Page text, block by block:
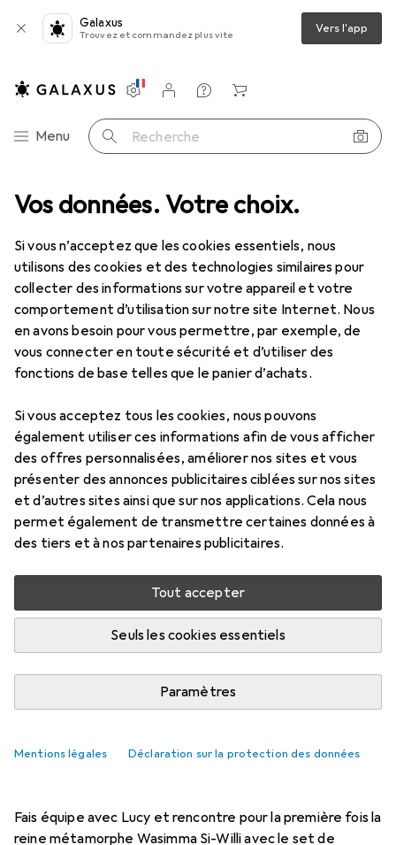
Vos données. Votre choix.
Si vous n’acceptez que les cookies essentiels, nous
utilisons des cookies et des technologies similaires pour
collecter des informations sur votre appareil et votre
comportement d’utilisation sur notre site Internet. Nous
en avons besoin pour vous permettre, par exemple, de
vous connecter en toute sécurité et d’utiliser des
fonctions de base telles que le panier d’achats.
Si vous acceptez tous les cookies, nous pouvons
également utiliser ces informations afin de vous afficher
des offres personnalisées, améliorer nos sites et vous
présenter des annonces publicitaires ciblées sur nos sites
et d’autres sites ainsi que sur nos applications. Cela nous
permet également de transmettre certaines données à
des tiers et à nos partenaires publicitaires.
Tout accepter
Seuls les cookies essentiels
Paramètres
Mentions légales Déclaration sur la protection des données
Galaxus
Trouvez et commandez plus vite Vers l'app
Navigation par catégorie
Menu Recherche
Paramètres
Compte client
Listes de comparaison
Listes d'envies
Panier
Jouets LEGO LEGO Voici la reine Wasimma Si-Willi...
22 images
LEGO Voici la reine Wasimma Si-Willi...
70824
Plus de produits LEGO
Non disponible pour le moment
M'informer quand le produit sera disponible
Comparer Ajouter à la liste
Livraison gratuite à partir de 39,– i
Informations sur le produit
Fais équipe avec Lucy et rencontre pour la première fois la
reine métamorphe Wasimma Si-Willi avec le set de